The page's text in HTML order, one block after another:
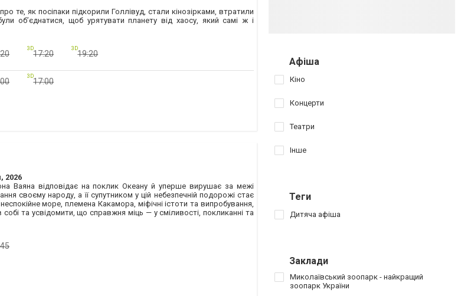
те, як посіпаки підкорили Голлівуд, стали кінозірками, втратили
об’єднатися, щоб урятувати планету від хаосу, який самі ж і
17:20
3D
19:20
3D
17:00
3D
2026
Ваяна відповідає на поклик Океану й уперше вирушає за межі
своєму народу, а її супутником у цій небезпечній подорожі стає
море, племена Какамора, міфічні істоти та випробування,
та усвідомити, що справжня міць — у сміливості, покликанні та
Афіша
Кіно
Концерти
Театри
Інше
Теги
Дитяча афіша
Заклади
Миколаївський зоопарк - найкращий
зоопарк України